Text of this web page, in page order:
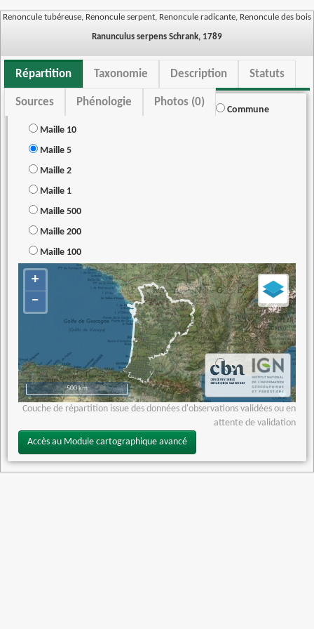
Renoncule tubéreuse, Renoncule serpent, Renoncule radicante, Renoncule des bois
Ranunculus serpens Schrank, 1789
Répartition Taxonomie Description Statuts
Sources Phénologie Photos (0)
Commune
Maille 10
Maille 5
Maille 2
Maille 1
Maille 500
Maille 200
Maille 100
+
−
500 km
Couche de répartition issue des données d'observations validées ou en
attente de validation
Accès au Module cartographique avancé